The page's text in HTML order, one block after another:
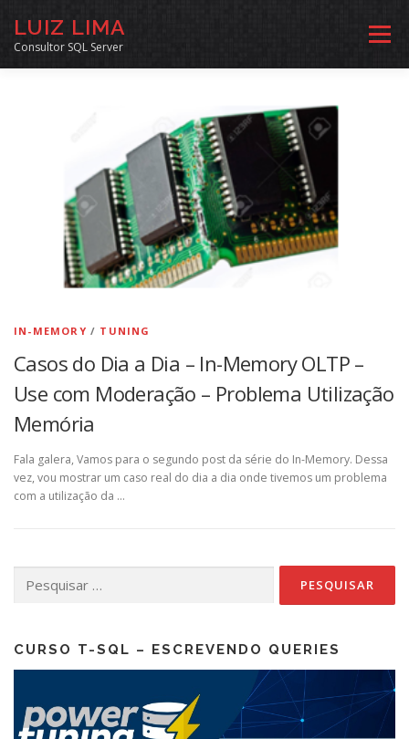
LUIZ LIMA
Consultor SQL Server
Menu
EXERCÍCIOS SQL
ARQUIVO LINKS COMUNIDADE
SOBRE CONTATO
IN-MEMORY / TUNING
Casos do Dia a Dia – In-Memory OLTP –
Use com Moderação – Problema Utilização
Memória
Fala galera, Vamos para o segundo post da série do In-Memory. Dessa
vez, vou mostrar um caso real do dia a dia onde tivemos um problema
com a utilização da …
por:
CURSO T-SQL – ESCREVENDO QUERIES